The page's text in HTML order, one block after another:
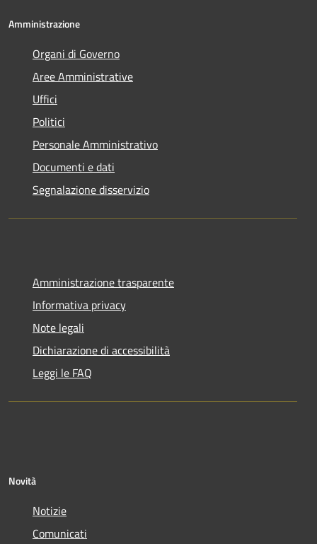
Amministrazione
Organi di Governo
Aree Amministrative
Uffici
Politici
Personale Amministrativo
Documenti e dati
Segnalazione disservizio
Amministrazione trasparente
Informativa privacy
Note legali
Dichiarazione di accessibilità
Leggi le FAQ
Novità
Notizie
Comunicati